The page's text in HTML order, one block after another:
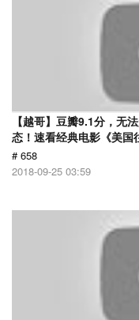
【越哥】豆瓣9.1分，无
态！速看经典电影《美国
# 658
2018-09-25 03:59